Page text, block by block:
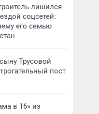
лишился
соцсетей:
его семью
Трусовой
пост
в 16» из